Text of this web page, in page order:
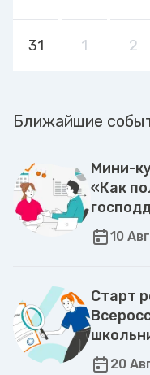
31 1 2
Ближайшие
Мини-
«Как
10
Старт
20